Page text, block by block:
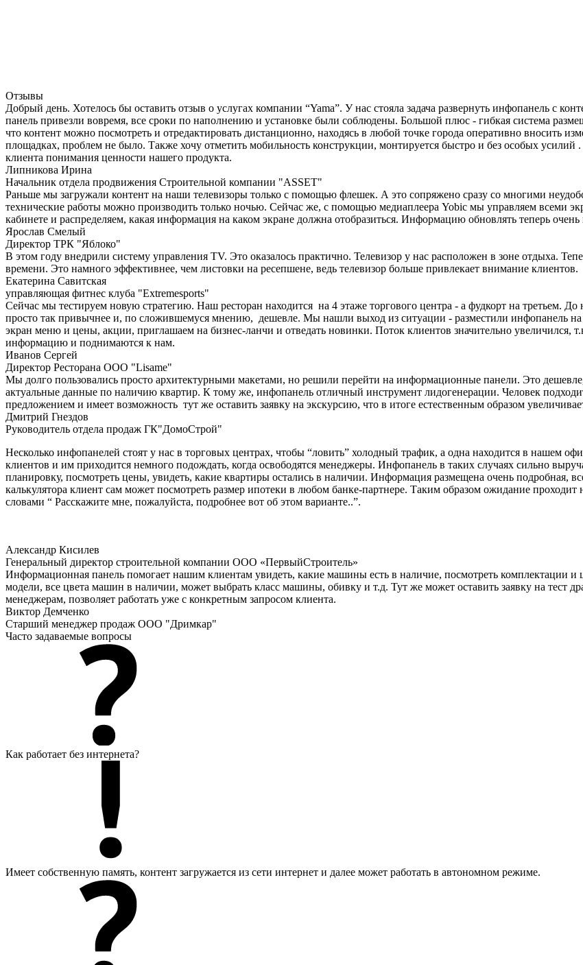
Отзывы
Добрый день. Хотелось бы оставить отзыв о услугах компании “Yama”. У нас стояла задача развернуть инфопанель с
панель привезли вовремя, все сроки по наполнению и установке были соблюдены. Большой плюс - гибкая система
что контент можно посмотреть и отредактировать дистанционно, находясь в любой точке города оперативно вносить
площадках, проблем не было. Также хочу отметить мобильность конструкции, монтируется быстро и без особых
клиента понимания ценности нашего продукта.
Липникова Ирина
Начальник отдела продвижения Строительной компании "ASSET"
Раньше мы загружали контент на наши телевизоры только с помощью флешек. А это сопряжено сразу со многими
технические работы можно производить только ночью. Сейчас же, с помощью медиаплеера Yobic мы управляем всеми
кабинете и распределяем, какая информация на каком экране должна отобразиться. Информацию обновлять теперь
Ярослав Смелый
Директор ТРК "Яблоко"
В этом году внедрили систему управления TV. Это оказалось практично. Телевизор у нас расположен в зоне отдыха.
времени. Это намного эффективнее, чем листовки на ресепшене, ведь телевизор больше привлекает внимание клиентов.
Екатерина Савитская
управляющая фитнес клуба "Extremesports"
Сейчас мы тестируем новую стратегию. Наш ресторан находится на 4 этаже торгового центра - а фудкорт на третьем.
просто так привычнее и, по сложившемуся мнению, дешевле. Мы нашли выход из ситуации - разместили инфопанель
экран меню и цены, акции, приглашаем на бизнес-ланчи и отведать новинки. Поток клиентов значительно увеличился,
информацию и поднимаются к нам.
Иванов Сергей
Директор Ресторана ООО "Lisame"
Мы долго пользовались просто архитектурными макетами, но решили перейти на информационные панели. Это
актуальные данные по наличию квартир. К тому же, инфопанель отличный инструмент лидогенерации. Человек
предложением и имеет возможность тут же оставить заявку на экскурсию, что в итоге естественным образом
Дмитрий Гнездов
Руководитель отдела продаж ГК"ДомоСтрой"
Несколько инфопанелей стоят у нас в торговых центрах, чтобы “ловить” холодный трафик, а одна находится в нашем
клиентов и им приходится немного подождать, когда освободятся менеджеры. Инфопанель в таких случаях сильно
планировку, посмотреть цены, увидеть, какие квартиры остались в наличии. Информация размещена очень
калькулятора клиент сам может посмотреть размер ипотеки в любом банке-партнере. Таким образом ожидание
словами “ Расскажите мне, пожалуйста, подробнее вот об этом варианте..”.
Александр Кисилев
Генеральный директор строительной компании ООО «ПервыйСтроитель»
Информационная панель помогает нашим клиентам увидеть, какие машины есть в наличие, посмотреть комплектации и
модели, все цвета машин в наличии, может выбрать класс машины, обивку и т.д. Тут же может оставить заявку на тест
менеджерам, позволяет работать уже с конкретным запросом клиента.
Виктор Демченко
Старший менеджер продаж ООО "Дримкар"
Часто задаваемые вопросы
Как работает без интернета?
Имеет собственную память, контент загружается из сети интернет и далее может работать в автономном режиме.